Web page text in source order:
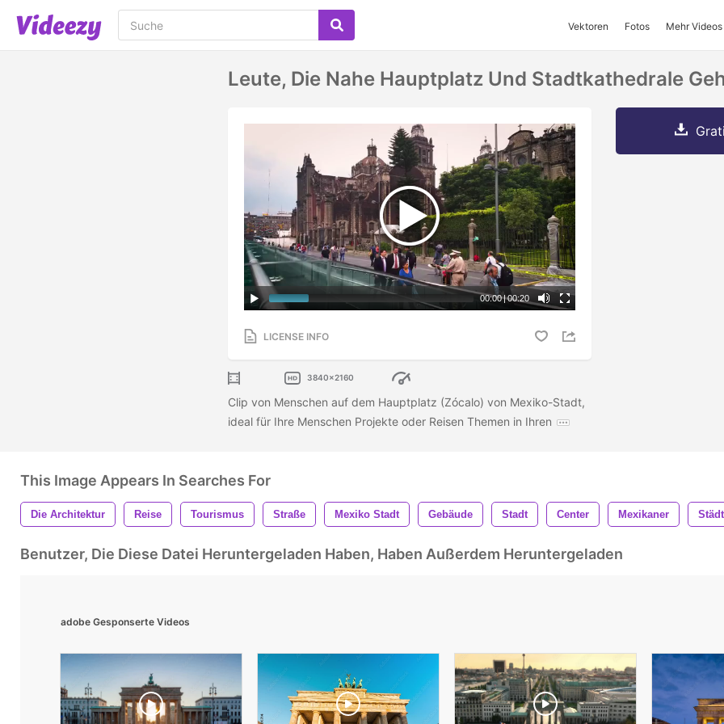
Vektoren Fotos Mehr Videos
Leute, Die Nahe Hauptplatz Und Stadtkathedrale
00:00|00:20
LICENSE INFO
3840x2160
Clip von Menschen auf dem Hauptplatz (Zócalo) von Mexiko-Stadt,
ideal für Ihre Menschen Projekte oder Reisen Themen in Ihren
This Image Appears In Searches For
Die Architektur Reise Tourismus Straße Mexiko Stadt Gebäude Stadt Center Mexikaner
Benutzer, Die Diese Datei Heruntergeladen Haben, Haben Außerdem Heruntergeladen
adobe Gesponserte Videos